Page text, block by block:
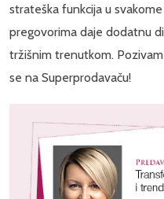
strateška funkcija u
pregovorima daje dodatnu
tržišnim trenutkom.
se na Superprodavaču!